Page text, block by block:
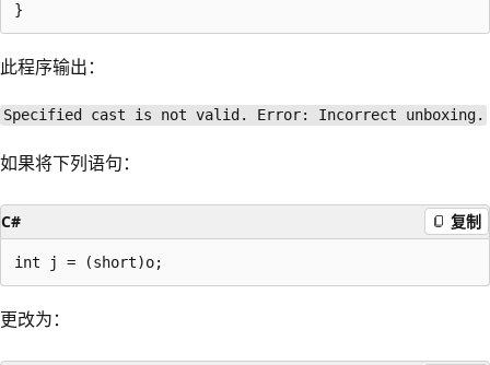
此程序输出：
Specified cast is not valid. Error: Incorrect unboxing.
如果将下列语句：
C# 复制
更改为：